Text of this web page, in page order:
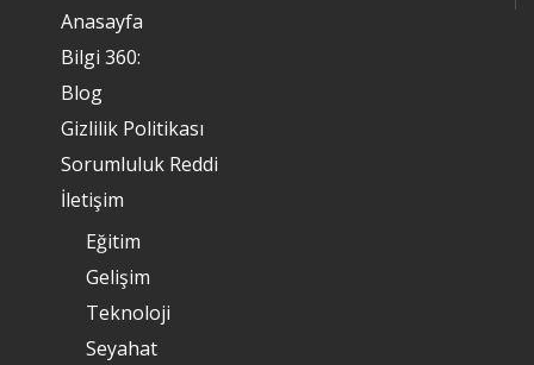
Anasayfa
Bilgi 360:
Blog
Gizlilik Politikası
Sorumluluk Reddi
İletişim
Eğitim
Gelişim
Teknoloji
Seyahat